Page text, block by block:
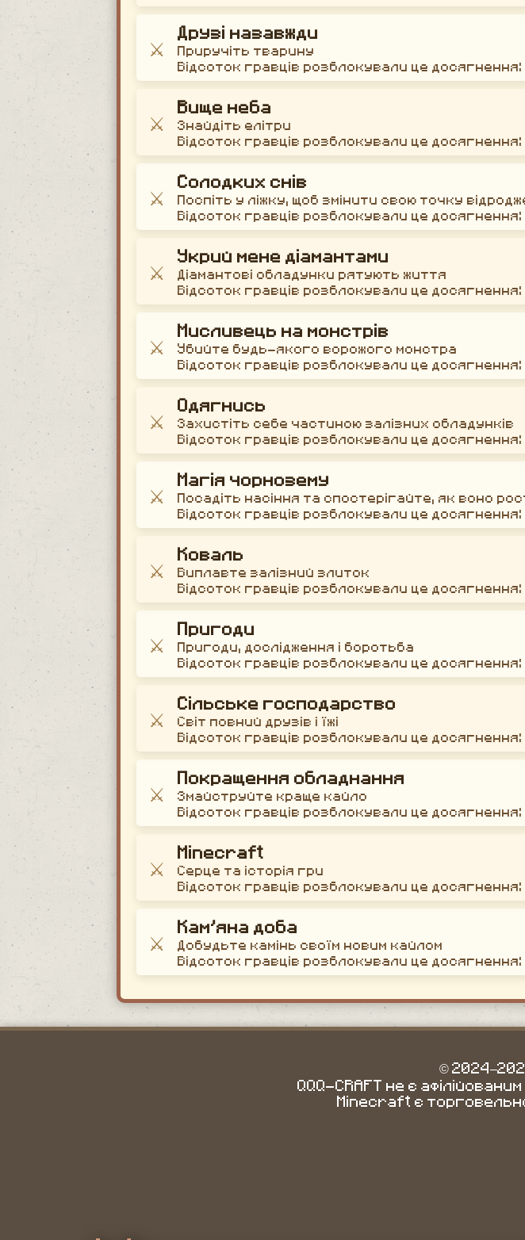
⚔️
Друзі назавжди
Приручіть тварину
Відсоток гравців розблокували це досягнення:
⚔️
Вище неба
Знайдіть елітри
Відсоток гравців розблокували це досягнення:
⚔️
Солодких снів
Поспіть у ліжку, щоб змінити свою точку
Відсоток гравців розблокували це досягнення:
⚔️
Укрий мене діамантами
Діамантові обладунки рятують життя
Відсоток гравців розблокували це досягнення:
⚔️
Мисливець на монстрів
Убийте будь-якого ворожого монстра
Відсоток гравців розблокували це досягнення:
⚔️
Одягнись
Захистіть себе частиною залізних обладунків
Відсоток гравців розблокували це досягнення:
⚔️
Магія чорнозему
Посадіть насіння та спостерігайте, як воно
Відсоток гравців розблокували це досягнення:
⚔️
Коваль
Виплавте залізний злиток
Відсоток гравців розблокували це досягнення:
⚔️
Пригоди
Пригоди, дослідження і боротьба
Відсоток гравців розблокували це досягнення:
⚔️
Сільське господарство
Світ повний друзів і їжі
Відсоток гравців розблокували це досягнення:
⚔️
Покращення обладнання
Змайструйте краще кайло
Відсоток гравців розблокували це досягнення:
⚔️
Minecraft
Серце та історія гри
Відсоток гравців розблокували це досягнення:
⚔️
Кам’яна доба
Добудьте камінь своїм новим кайлом
Відсоток гравців розблокували це досягнення:
©
QQQ-CRAFT не є
Minecraft є